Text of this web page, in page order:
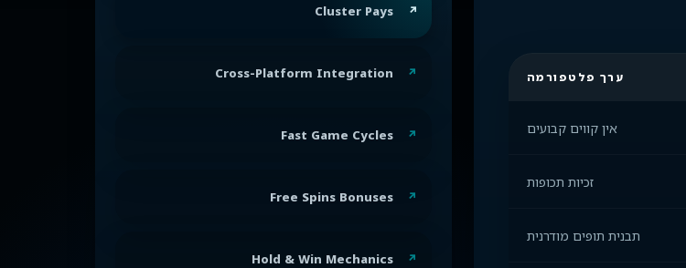
ערך פלטפורמה
אין קווים קבועים
זכיות תכופות
תבנית תופים מודרנית
Cluster Pays
Cross-Platform Integration
Fast Game Cycles
Free Spins Bonuses
Hold & Win Mechanics